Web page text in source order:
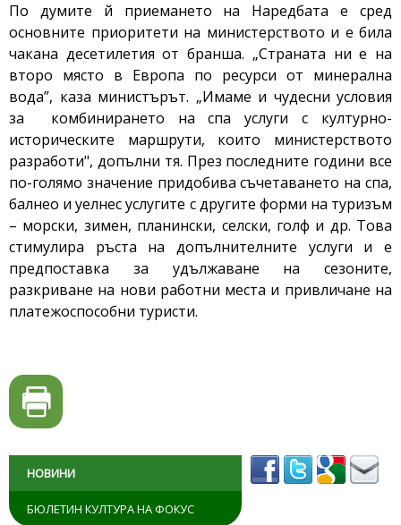
По думите й приемането на Наредбата е сред
основните приоритети на министерството и е била
чакана десетилетия от бранша. „Страната ни е на
второ място в Европа по ресурси от минерална
вода”, каза министърът. „Имаме и чудесни условия
за комбинирането на спа услуги с културно-
историческите маршрути, които министерството
разработи", допълни тя. През последните години все
по-голямо значение придобива съчетаването на спа,
балнео и уелнес услугите с другите форми на туризъм
– морски, зимен, планински, селски, голф и др. Това
стимулира ръста на допълнителните услуги и е
предпоставка за удължаване на сезоните,
разкриване на нови работни места и привличане на
платежоспособни туристи.
НОВИНИ
БЮЛЕТИН КУЛТУРА НА ФОКУС